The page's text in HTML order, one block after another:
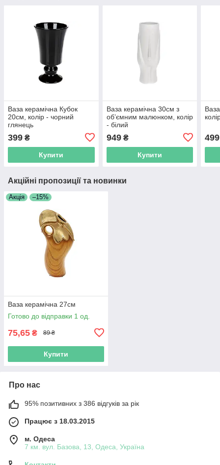
Ваза керамічна Кубок
20см, колір - чорний
глянець
399 ₴
Купити
Ваза керамічна 30см з
об’ємним малюнком, колір
- білий
949₴
Купити
499
Акційні пропозиції та новинки
Акція –15%
Ваза керамічна 27см
Готово до відправки 1 од.
75,65 ₴ 89 ₴
Купити
Про нас
95% позитивних з 386 відгуків за рік
Працює з 18.03.2015
м. Одеса
7 км. вул. Базова, 13, Одеса, Україна